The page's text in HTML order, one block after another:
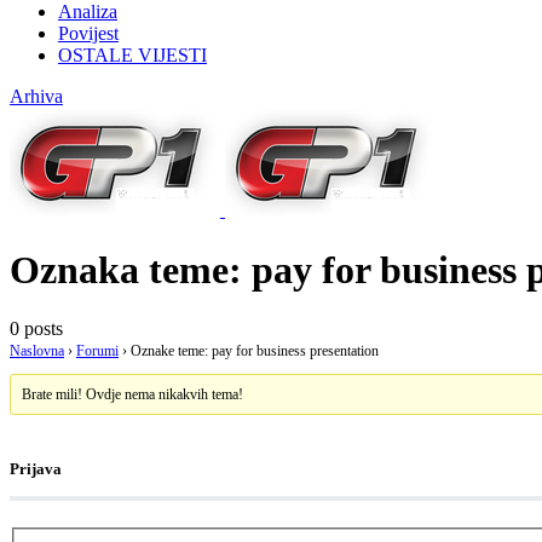
Analiza
Povijest
OSTALE VIJESTI
Arhiva
Oznaka teme: pay for business
0 posts
Naslovna › Forumi › Oznake teme: pay for business presentation
Brate mili! Ovdje nema nikakvih tema!
Prijava